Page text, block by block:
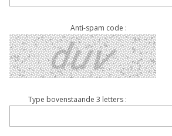
Anti-spam code :
Type bovenstaande 3 letters :